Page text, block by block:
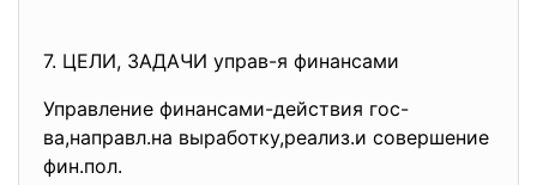
7. ЦЕЛИ, ЗАДАЧИ управ-я финансами
Управление финансами-действия гос-
ва,направл.на выработку,реализ.и совершение
фин.пол.